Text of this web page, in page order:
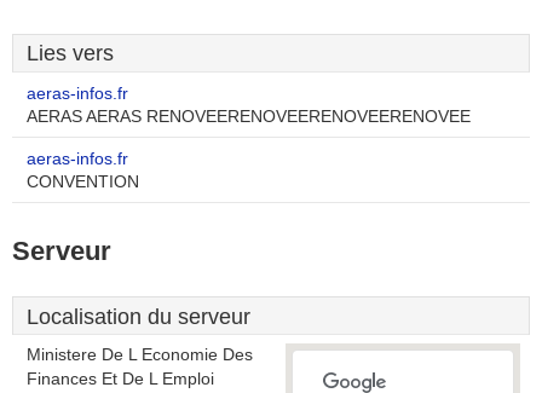
Lies vers
aeras-infos.fr
AERAS AERAS RENOVEERENOVEERENOVEERENOVEE
aeras-infos.fr
CONVENTION
Serveur
Localisation du serveur
Ministere De L Economie Des
Finances Et De L Emploi